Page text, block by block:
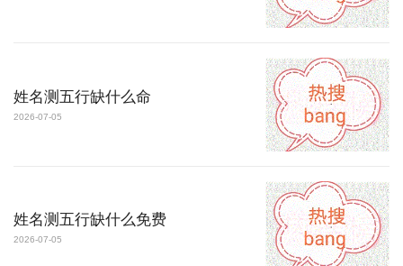
姓名测五行缺什么命
2026-07-05
姓名测五行缺什么免费
2026-07-05